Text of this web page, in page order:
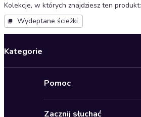
Kolekcje, w których znajdziesz ten produkt:
Wydeptane ścieżki
Kategorie
Pomoc
Zacznij słuchać